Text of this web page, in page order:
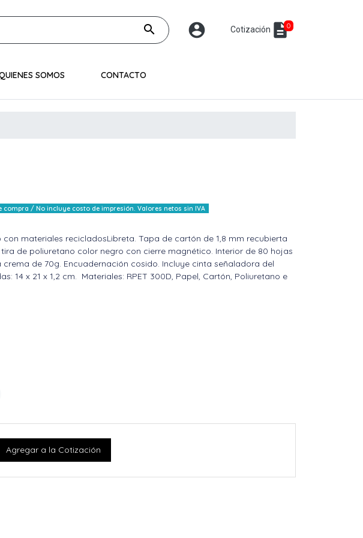
search account_circle Cotización description0
SOMOS CONTACTO
compra / No incluye costo de impresión. Valores netos sin IVA
con materiales recicladosLibreta. Tapa de cartón de 1,8 mm recubierta
tira de poliuretano color negro con cierre magnético. Interior de 80 hojas
de 70g. Encuadernación cosido. Incluye cinta señaladora del
14 x 21 x 1,2 cm. Materiales: RPET 300D, Papel, Cartón, Poliuretano e
Agregar a la Cotización